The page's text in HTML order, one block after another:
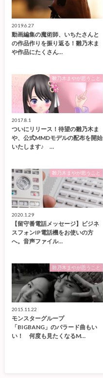
2019.6.27
動画編集の魔術師、いちたさんと
の作品作りを振り返る！雛乃木ま
や作品にたくさん…
雛乃木まやが思うこと
2017.8.1
ついにリリース！待望の雛乃木ま
や、公式MMDモデルの配布を開始
いたします♪ …
雛乃木まやが思うこと
2020.1.29
【留守番電話メッセージ】ビジネ
スフォンIP電話機をお使いの方
へ。音声ファイル…
雛乃木まやが思うこと
2015.11.22
モンスターグループ
「BIGBANG」のバラード曲もい
い！ 何度も見たくなるM…